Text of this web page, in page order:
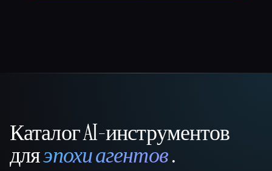
That AI Collection
Каталог AI-инструментов
дляэпохи агентов.